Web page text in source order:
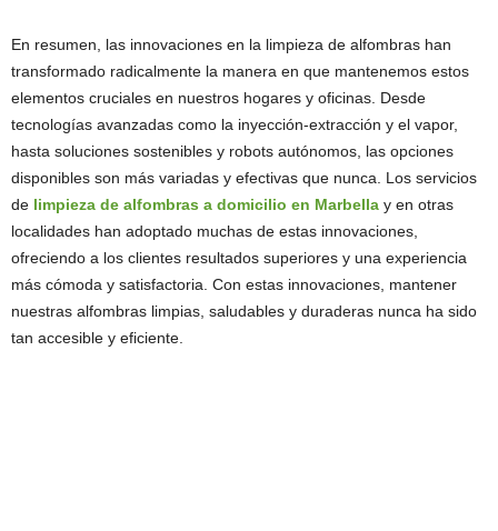
En resumen, las innovaciones en la limpieza de alfombras han
transformado radicalmente la manera en que mantenemos estos
elementos cruciales en nuestros hogares y oficinas. Desde
tecnologías avanzadas como la inyección-extracción y el vapor,
hasta soluciones sostenibles y robots autónomos, las opciones
disponibles son más variadas y efectivas que nunca. Los servicios
de limpieza de alfombras a domicilio en Marbella y en otras
localidades han adoptado muchas de estas innovaciones,
ofreciendo a los clientes resultados superiores y una experiencia
más cómoda y satisfactoria. Con estas innovaciones, mantener
nuestras alfombras limpias, saludables y duraderas nunca ha sido
tan accesible y eficiente.